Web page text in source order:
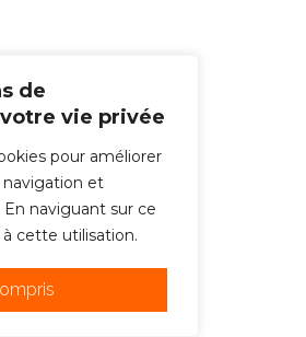
de
vie privée
pour améliorer
et
naviguant sur ce
cette utilisation.